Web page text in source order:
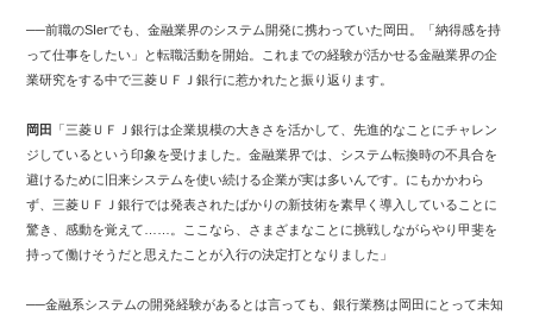
──前職のSIerでも、金融業界のシステム開発に携わっていた岡田。「納得感を持
って仕事をしたい」と転職活動を開始。これまでの経験が活かせる金融業界の企
業研究をする中で三菱ＵＦＪ銀行に惹かれたと振り返ります。
岡田
「三菱ＵＦＪ銀行は企業規模の大きさを活かして、先進的なことにチャレン
ジしているという印象を受けました。金融業界では、システム転換時の不具合を
避けるために旧来システムを使い続ける企業が実は多いんです。にもかかわら
ず、三菱ＵＦＪ銀行では発表されたばかりの新技術を素早く導入していることに
驚き、感動を覚えて……。ここなら、さまざまなことに挑戦しながらやり甲斐を
持って働けそうだと思えたことが入行の決定打となりました」
──金融系システムの開発経験があるとは言っても、銀行業務は岡田にとって未知